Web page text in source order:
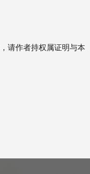
请作者持权属证明与本